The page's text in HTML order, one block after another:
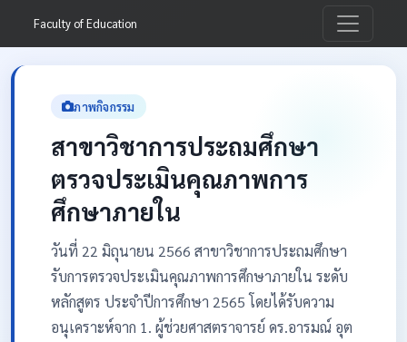
Faculty of Education
ภาพกิจกรรม
สาขาวิชาการประถมศึกษา
ตรวจประเมินคุณภาพการ
ศึกษาภายใน
วันที่ 22 มิถุนายน 2566 สาขาวิชาการประถมศึกษา
รับการตรวจประเมินคุณภาพการศึกษาภายใน ระดับ
หลักสูตร ประจำปีการศึกษา 2565 โดยได้รับความ
อนุเคราะห์จาก 1. ผู้ช่วยศาสตราจารย์ ดร.อารมณ์ อุต